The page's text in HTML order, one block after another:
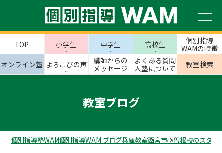
TOP 小学生 中学生 高校生
個別指導
WAMの特徴
オンライン塾 よろこびの声
講師からの
メッセージ
よくある質問
入塾について
教室検索
教室ブログ
個別指導塾WAM個別指導WAM ブログ兵庫教室西宮市小曽根校のスタッ